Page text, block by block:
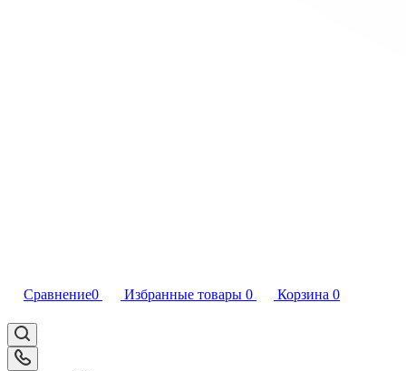
Сравнение0 Избранные товары 0 Корзина 0